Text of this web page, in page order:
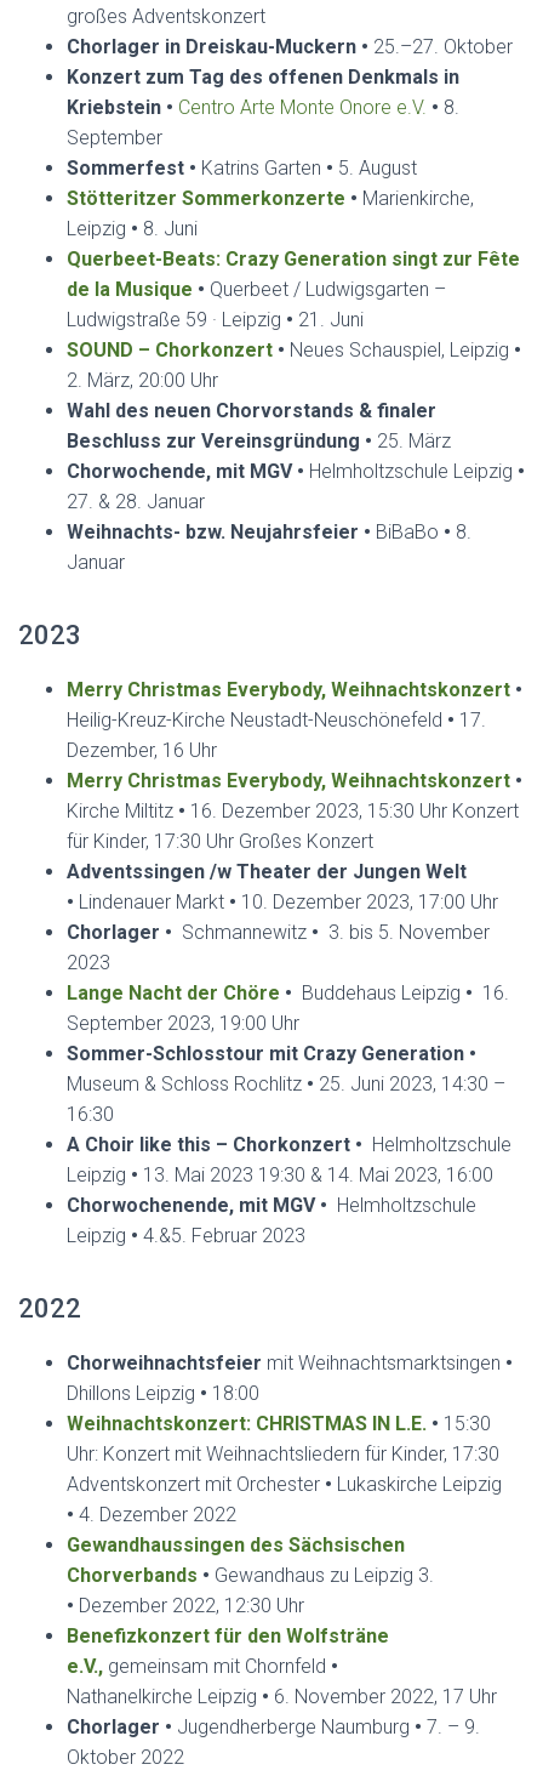
großes Adventskonzert
Chorlager in Dreiskau-Muckern • 25.–27. Oktober
Konzert zum Tag des offenen Denkmals in
Kriebstein • Centro Arte Monte Onore e.V. • 8.
September
Sommerfest • Katrins Garten • 5. August
Stötteritzer Sommerkonzerte • Marienkirche,
Leipzig • 8. Juni
Querbeet-Beats: Crazy Generation singt zur Fête
de la Musique • Querbeet / Ludwigsgarten –
Ludwigstraße 59 · Leipzig • 21. Juni
SOUND – Chorkonzert • Neues Schauspiel, Leipzig •
2. März, 20:00 Uhr
Wahl des neuen Chorvorstands & finaler
Beschluss zur Vereinsgründung • 25. März
Chorwochende, mit MGV • Helmholtzschule Leipzig •
27. & 28. Januar
Weihnachts- bzw. Neujahrsfeier • BiBaBo • 8.
Januar
2023
Merry Christmas Everybody, Weihnachtskonzert •
Heilig-Kreuz-Kirche Neustadt-Neuschönefeld • 17.
Dezember, 16 Uhr
Merry Christmas Everybody, Weihnachtskonzert •
Kirche Miltitz • 16. Dezember 2023, 15:30 Uhr Konzert
für Kinder, 17:30 Uhr Großes Konzert
Adventssingen /w Theater der Jungen Welt
• Lindenauer Markt • 10. Dezember 2023, 17:00 Uhr
Chorlager • Schmannewitz • 3. bis 5. November
2023
Lange Nacht der Chöre • Buddehaus Leipzig • 16.
September 2023, 19:00 Uhr
Sommer-Schlosstour mit Crazy Generation •
Museum & Schloss Rochlitz • 25. Juni 2023, 14:30 –
16:30
A Choir like this – Chorkonzert • Helmholtzschule
Leipzig • 13. Mai 2023 19:30 & 14. Mai 2023, 16:00
Chorwochenende, mit MGV • Helmholtzschule
Leipzig • 4.&5. Februar 2023
2022
Chorweihnachtsfeier mit Weihnachtsmarktsingen •
Dhillons Leipzig • 18:00
Weihnachtskonzert: CHRISTMAS IN L.E. • 15:30
Uhr: Konzert mit Weihnachtsliedern für Kinder, 17:30
Adventskonzert mit Orchester • Lukaskirche Leipzig
• 4. Dezember 2022
Gewandhaussingen des Sächsischen
Chorverbands • Gewandhaus zu Leipzig 3.
• Dezember 2022, 12:30 Uhr
Benefizkonzert für den Wolfsträne
e.V., gemeinsam mit Chornfeld •
Nathanelkirche Leipzig • 6. November 2022, 17 Uhr
Chorlager • Jugendherberge Naumburg • 7. – 9.
Oktober 2022